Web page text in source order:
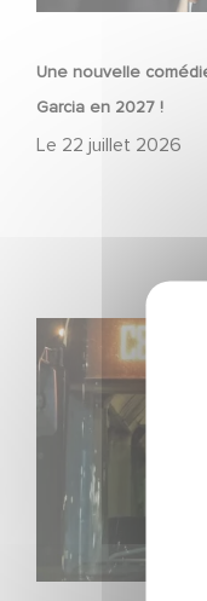
Une nouvelle
Garcia en 2027 !
Le 22 juillet 2026
Une date de sortie
Dubosc